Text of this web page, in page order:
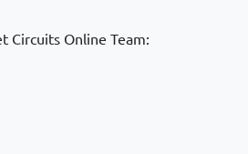
Circuits Online Team: